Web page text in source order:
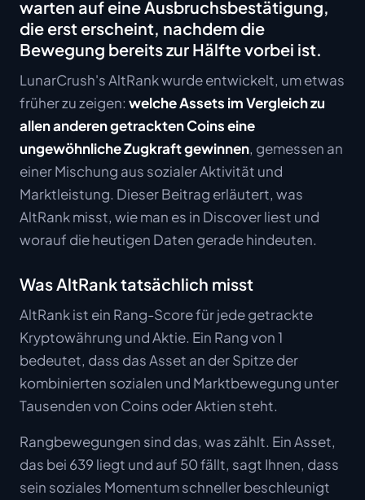
warten auf eine Ausbruchsbestätigung,
die erst erscheint, nachdem die
Bewegung bereits zur Hälfte vorbei ist.
LunarCrush's AltRank wurde entwickelt, um etwas
früher zu zeigen: welche Assets im Vergleich zu
allen anderen getrackten Coins eine
ungewöhnliche Zugkraft gewinnen, gemessen an
einer Mischung aus sozialer Aktivität und
Marktleistung. Dieser Beitrag erläutert, was
AltRank misst, wie man es in Discover liest und
worauf die heutigen Daten gerade hindeuten.
Was AltRank tatsächlich misst
AltRank ist ein Rang-Score für jede getrackte
Kryptowährung und Aktie. Ein Rang von 1
bedeutet, dass das Asset an der Spitze der
kombinierten sozialen und Marktbewegung unter
Tausenden von Coins oder Aktien steht.
Rangbewegungen sind das, was zählt. Ein Asset,
das bei 639 liegt und auf 50 fällt, sagt Ihnen, dass
sein soziales Momentum schneller beschleunigt